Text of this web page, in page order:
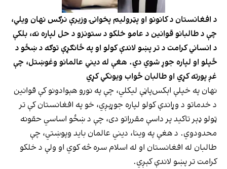
د افغانستان د کانونو او پټرولیم پخوانۍ وزیرې نرګس نهان ویلي،
چې د طالبانو قوانین د عامو خلکو د ستونزو د حل لپاره نه، بلکې
د انساني کرامت د تر پښو لاندې کولو او په ځانګړې توګه د ښځو د
ځپلو او لپاره جوړ شوي دي. هغې له دیني عالمانو وغوښتل، چې
غږ پورته کړي او طالبان ځواب ویونکي کړي
نهان په خپلې اېکس‌پاڼې لیکلي، چې په نورو هېوادونو کې قوانین
د خدماتو د وړاندې کولو لپاره جوړېږي، خو په افغانستان کې تر
ټولو ډېر تاکید پر داسې مقرراتو دی، چې د ښځو اساسي حقونه
محدودوي. د هغې په وینا، دیني عالمان باید وپوښتي، چې
طالبان له افغانستان او له اسلام سره څه کوي او ولې د خلکو
کرامت تر پښو لاندې کېږي.